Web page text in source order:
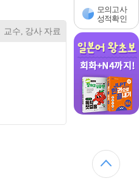
모의고사
성적확인
교수, 강사 자료